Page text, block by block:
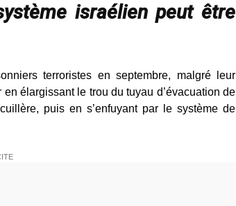
israélien peut être
terroristes en septembre, malgré leur
élargissant le trou du tuyau d’évacuation de
puis en s’enfuyant par le système de